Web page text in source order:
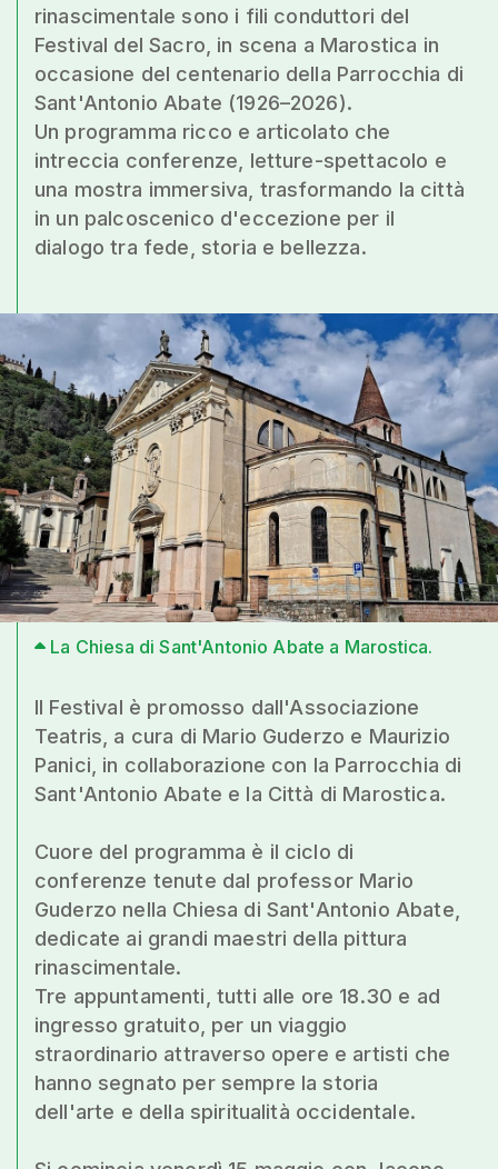
rinascimentale sono i fili conduttori del
Festival del Sacro, in scena a Marostica in
occasione del centenario della Parrocchia di
Sant'Antonio Abate (1926–2026).
Un programma ricco e articolato che
intreccia conferenze, letture-spettacolo e
una mostra immersiva, trasformando la città
in un palcoscenico d'eccezione per il
dialogo tra fede, storia e bellezza.
La Chiesa di Sant'Antonio Abate a Marostica.
Il Festival è promosso dall'Associazione
Teatris, a cura di Mario Guderzo e Maurizio
Panici, in collaborazione con la Parrocchia di
Sant'Antonio Abate e la Città di Marostica.
Cuore del programma è il ciclo di
conferenze tenute dal professor Mario
Guderzo nella Chiesa di Sant'Antonio Abate,
dedicate ai grandi maestri della pittura
rinascimentale.
Tre appuntamenti, tutti alle ore 18.30 e ad
ingresso gratuito, per un viaggio
straordinario attraverso opere e artisti che
hanno segnato per sempre la storia
dell'arte e della spiritualità occidentale.